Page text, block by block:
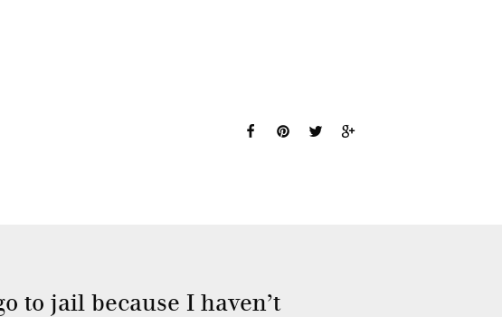
to jail because I haven’t